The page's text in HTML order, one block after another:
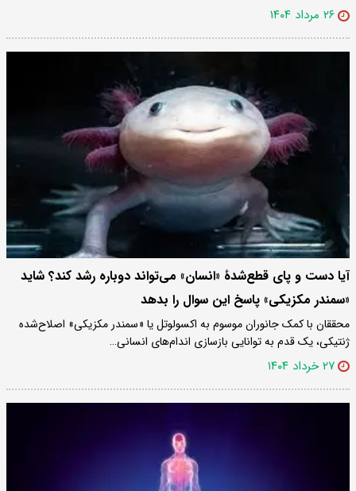
۲۶ مرداد ۱۴۰۴
آیا دست و پای قطع‌شدۀ «انسان» می‌تواند دوباره رشد کند؟ شاید
«سمندر مکزیکی» پاسخ این سوال را بدهد
محققان با کمک جانوران موسوم به اکسولوتل یا «سمندر مکزیکی» اصلاح‌شده
ژنتیکی، یک قدم به توانایی بازسازی اندام‌های انسانی…
۲۷ خرداد ۱۴۰۴